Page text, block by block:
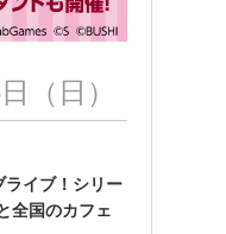
（日）
ライブ！シリー
全国のカフェ